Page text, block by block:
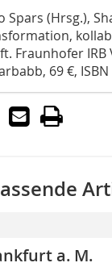
Spars (Hrsg.),
Fraunhofer IRB
69 €,
a. M.